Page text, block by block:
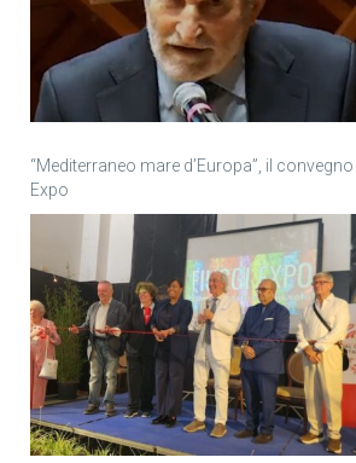
“Mediterraneo mare d’Europa”, il
Expo